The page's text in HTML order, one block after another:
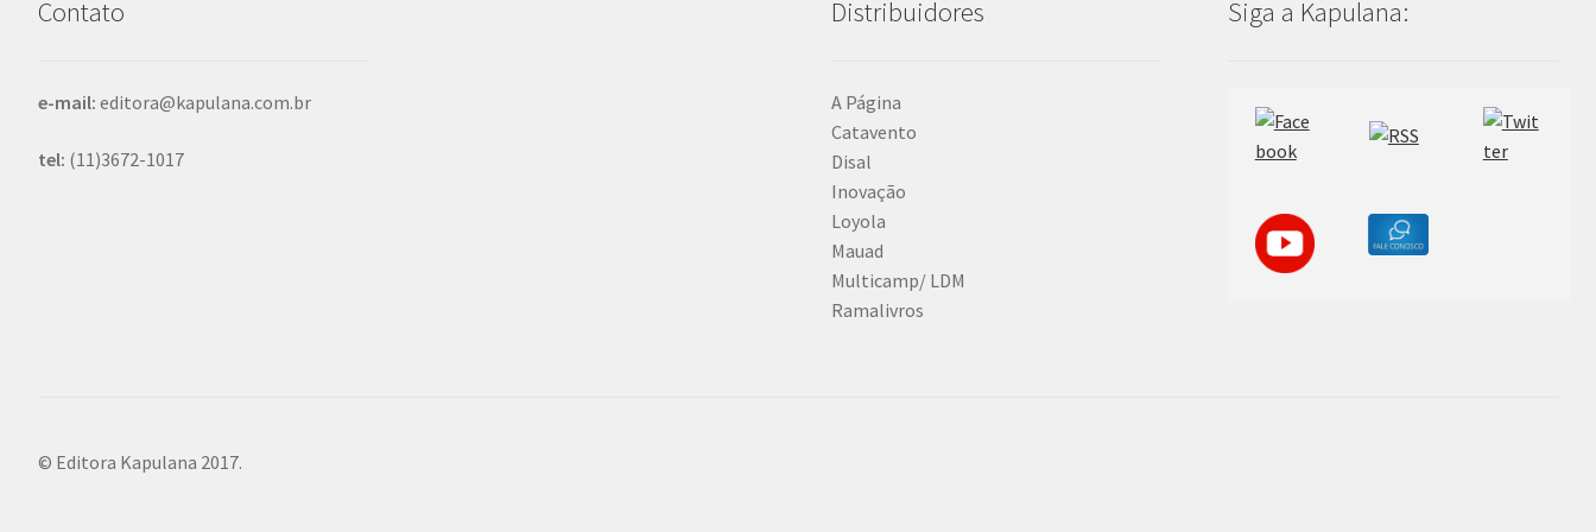
Contato
e-mail: editora@kapulana.com.br
tel: (11)3672-1017
Distribuidores
A Página
Catavento
Disal
Inovação
Loyola
Mauad
Multicamp/ LDM
Ramalivros
Siga a Kapulana:
© Editora Kapulana 2017.